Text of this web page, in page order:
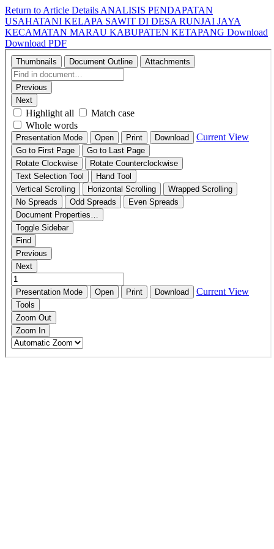
Return to Article Details ANALISIS PENDAPATAN
USAHATANI KELAPA SAWIT DI DESA RUNJAI JAYA
KECAMATAN MARAU KABUPATEN KETAPANG Download
Download PDF